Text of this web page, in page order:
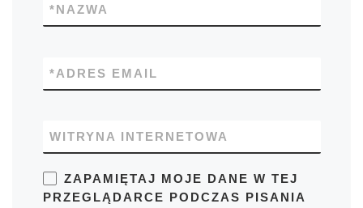
NAZWA
*
ADRES EMAIL
*
WITRYNA INTERNETOWA
ZAPAMIĘTAJ MOJE DANE W TEJ
PRZEGLĄDARCE PODCZAS PISANIA